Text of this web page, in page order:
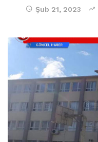
Şub 21, 2023